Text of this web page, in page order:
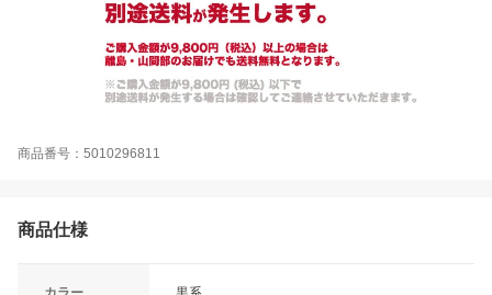
商品番号：5010296811
商品仕様